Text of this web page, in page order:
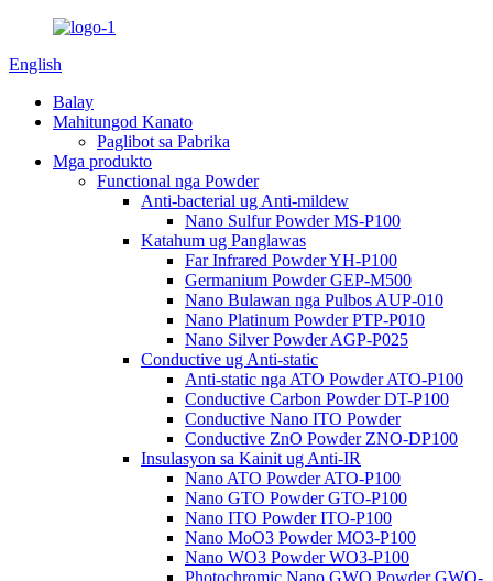
English
Balay
Mahitungod Kanato
Paglibot sa Pabrika
Mga produkto
Functional nga Powder
Anti-bacterial ug Anti-mildew
Nano Sulfur Powder MS-P100
Katahum ug Panglawas
Far Infrared Powder YH-P100
Germanium Powder GEP-M500
Nano Bulawan nga Pulbos AUP-010
Nano Platinum Powder PTP-P010
Nano Silver Powder AGP-P025
Conductive ug Anti-static
Anti-static nga ATO Powder ATO-P100
Conductive Carbon Powder DT-P100
Conductive Nano ITO Powder
Conductive ZnO Powder ZNO-DP100
Insulasyon sa Kainit ug Anti-IR
Nano ATO Powder ATO-P100
Nano GTO Powder GTO-P100
Nano ITO Powder ITO-P100
Nano MoO3 Powder MO3-P100
Nano WO3 Powder WO3-P100
Photochromic Nano GWO Powder GWO-